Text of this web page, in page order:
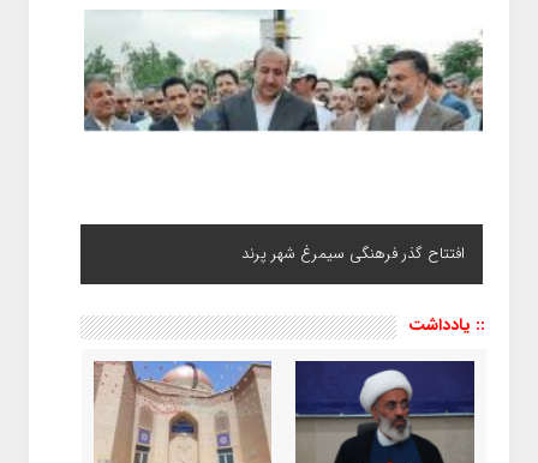
افتتاح گذر فرهنگی سیمرغ شهر پرند
:: یادداشت